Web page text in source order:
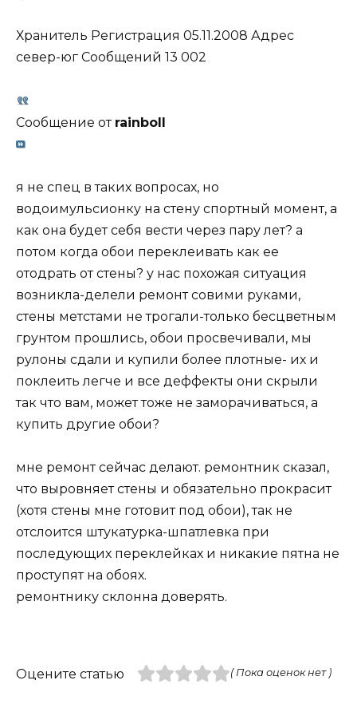
Хранитель Регистрация 05.11.2008 Адрес
север-юг Сообщений 13 002
Сообщение от rainboll
я не спец в таких вопросах, но
водоимульсионку на стену спортный момент, а
как она будет себя вести через пару лет? а
потом когда обои переклеивать как ее
отодрать от стены? у нас похожая ситуация
возникла-делели ремонт совими руками,
стены метстами не трогали-только бесцветным
грунтом прошлись, обои просвечивали, мы
рулоны сдали и купили более плотные- их и
поклеить легче и все деффекты они скрыли
так что вам, может тоже не заморачиваться, а
купить другие обои?
мне ремонт сейчас делают. ремонтник сказал,
что выровняет стены и обязательно прокрасит
(хотя стены мне готовит под обои), так не
отслоится штукатурка-шпатлевка при
последующих переклейках и никакие пятна не
проступят на обоях.
ремонтнику склонна доверять.
Оцените статью ( Пока оценок нет )